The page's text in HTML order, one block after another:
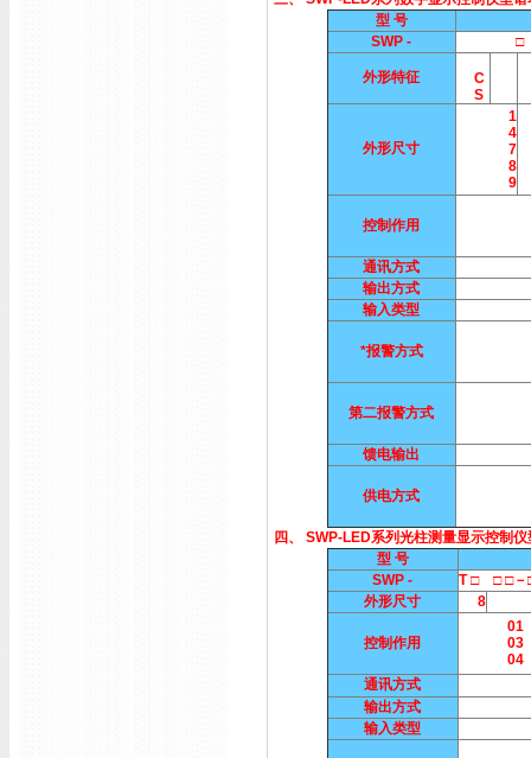
型 号
SWP -
□
外形特征
C
S
外形尺寸
1
4
7
8
9
控制作用
通讯方式
输出方式
输入类型
*报警方式
第二报警方式
馈电输出
供电方式
四、 SWP-LED系列光柱测量显示控制仪
型 号
SWP -
T □ □ □
外形尺寸
8
控制作用
01
03
04
通讯方式
输出方式
输入类型